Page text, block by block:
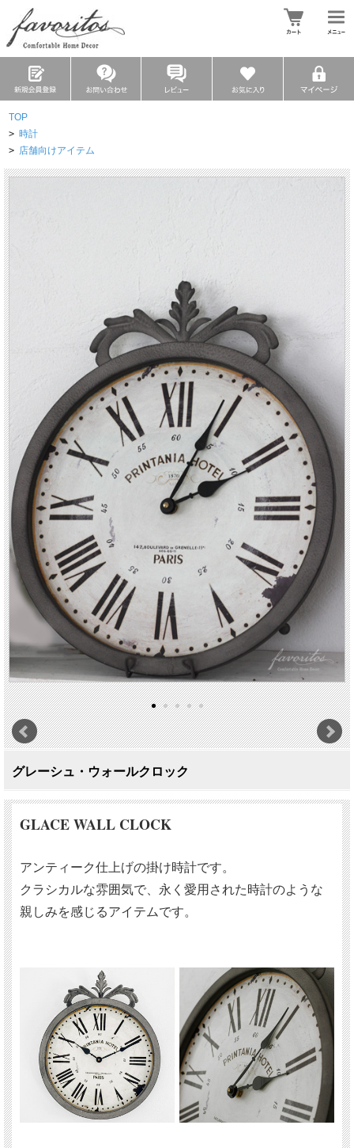
TOP
> 時計
> 店舗向けアイテム
グレーシュ・ウォールクロック
GLACE WALL CLOCK
アンティーク仕上げの掛け時計です。
クラシカルな雰囲気で、永く愛用された時計のような
親しみを感じるアイテムです。